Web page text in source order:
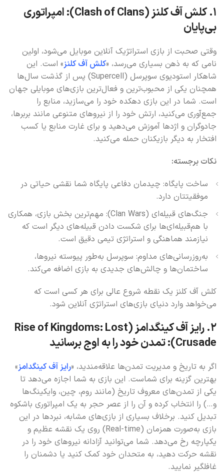
۱. کلش آف کلنز (Clash of Clans): امپراتوری
بی‌پایان
وقتی صحبت از بازی استراتژیک آنلاین موبایل می‌شود، اولین
نامی که به ذهن بسیاری می‌رسد، «کلش آف کلنز» است. این
شاهکار استودیوی سوپرسل (Supercell) پس از گذشت سال‌ها
همچنان یکی از محبوب‌ترین و فعال‌ترین بازی‌های موبایلی جهان
است. شما در این بازی دهکده خود را می‌سازید، منابع را
جمع‌آوری می‌کنید، ارتش خود را از نیروهای متنوعی مانند بربرها،
جادوگران و اژدها آموزش می‌دهید و برای غارت منابع یا کسب
افتخار به دیگر بازیکنان حمله می‌کنید.
نکات برجسته:
ساخت پایگاه: چیدمان دفاعی پایگاه شما نقشی حیاتی در
موفقیتتان دارد.
جنگ‌های قبیله‌ای (Clan Wars): مهم‌ترین بخش بازی، همکاری
با هم‌قبیله‌ای‌ها برای شکست دادن قبیله‌های دیگر است که
نیازمند هماهنگی و استراتژی تیمی دقیق است.
به‌روزرسانی‌های مداوم: سوپرسل به‌طور پیوسته نیروها،
ساختمان‌ها و چالش‌های جدیدی به بازی اضافه می‌کند.
کلش آف کلنز یک نقطه شروع عالی برای هر کسی است که
می‌خواهد وارد دنیای بازی‌های استراتژی آنلاین شود.
۲. رایز آف کینگدامز (Rise of Kingdoms: Lost
Crusade): تمدن خود را به اوج برسانید
اگر به تاریخ و مدیریت تمدن‌ها علاقه‌مندید، «رایز آف کینگدامز»
بهترین گزینه برای شماست. این بازی به شما اجازه می‌دهد تا
یکی از تمدن‌های معروف تاریخ (مانند روم، چین، وایکینگ‌ها
و…) را انتخاب کرده و آن را از عصر حجر به یک امپراتوری باشکوه
تبدیل کنید. برخلاف بسیاری از بازی‌های مشابه، نبردها در این
بازی به‌صورت همزمان (Real-time) روی یک نقشه عظیم و
یکپارچه رخ می‌دهد. شما می‌توانید آزادانه نیروهای خود را در
نقشه حرکت دهید، به متحدان خود کمک کنید یا دشمنان را
غافلگیر نمایید.